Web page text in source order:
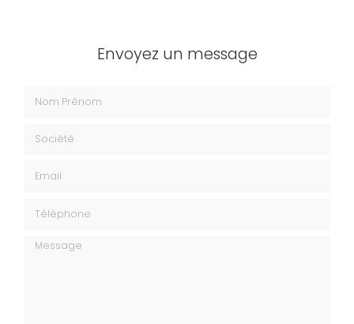
Envoyez un message
Message